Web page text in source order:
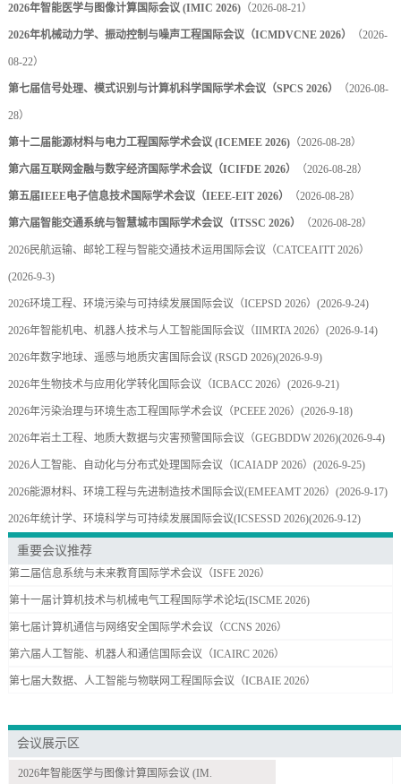
2026年智能医学与图像计算国际会议 (IMIC 2026)（2026-08-21）
2026年机械动力学、振动控制与噪声工程国际会议（ICMDVCNE 2026） （2026-
08-22）
第七届信号处理、模式识别与计算机科学国际学术会议（SPCS 2026） （2026-08-
28）
第十二届能源材料与电力工程国际学术会议 (ICEMEE 2026)（2026-08-28）
第六届互联网金融与数字经济国际学术会议（ICIFDE 2026） （2026-08-28）
第五届IEEE电子信息技术国际学术会议（IEEE-EIT 2026） （2026-08-28）
第六届智能交通系统与智慧城市国际学术会议（ITSSC 2026） （2026-08-28）
2026民航运输、邮轮工程与智能交通技术运用国际会议（CATCEAITT 2026）
(2026-9-3)
2026环境工程、环境污染与可持续发展国际会议（ICEPSD 2026） (2026-9-24)
2026年智能机电、机器人技术与人工智能国际会议（IIMRTA 2026） (2026-9-14)
2026年数字地球、遥感与地质灾害国际会议 (RSGD 2026)(2026-9-9)
2026年生物技术与应用化学转化国际会议（ICBACC 2026） (2026-9-21)
2026年污染治理与环境生态工程国际学术会议（PCEEE 2026） (2026-9-18)
2026年岩土工程、地质大数据与灾害预警国际会议（GEGBDDW 2026)(2026-9-4)
2026人工智能、自动化与分布式处理国际会议（ICAIADP 2026） (2026-9-25)
2026能源材料、环境工程与先进制造技术国际会议(EMEEAMT 2026） (2026-9-17)
2026年统计学、环境科学与可持续发展国际会议(ICSESSD 2026)(2026-9-12)
重要会议推荐
第二届信息系统与未来教育国际学术会议（ISFE 2026）
第十一届计算机技术与机械电气工程国际学术论坛(ISCME 2026)
第七届计算机通信与网络安全国际学术会议（CCNS 2026）
第六届人工智能、机器人和通信国际会议（ICAIRC 2026）
第七届大数据、人工智能与物联网工程国际会议（ICBAIE 2026）
会议展示区
2026年智能医学与图像计算国际会议 (IM.